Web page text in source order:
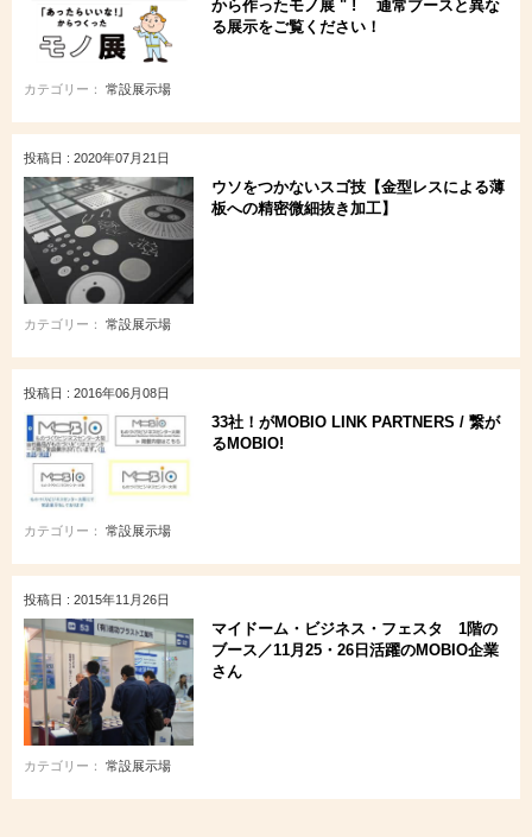
から作ったモノ展 " ! 通常ブースと異な
る展示をご覧ください！
カテゴリー： 常設展示場
投稿日 : 2020年07月21日
ウソをつかないスゴ技【金型レスによる薄
板への精密微細抜き加工】
カテゴリー： 常設展示場
投稿日 : 2016年06月08日
33社！がMOBIO LINK PARTNERS / 繋が
るMOBIO!
カテゴリー： 常設展示場
投稿日 : 2015年11月26日
マイドーム・ビジネス・フェスタ 1階の
ブース／11月25・26日活躍のMOBIO企業
さん
カテゴリー： 常設展示場